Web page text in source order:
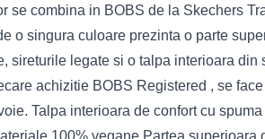
se combina in BOBS de la Skechers
o singura culoare prezinta o parte
sireturile legate si o talpa interioara din
achizitie BOBS Registered , se
Talpa interioara de confort cu
100% vegane Partea superioara